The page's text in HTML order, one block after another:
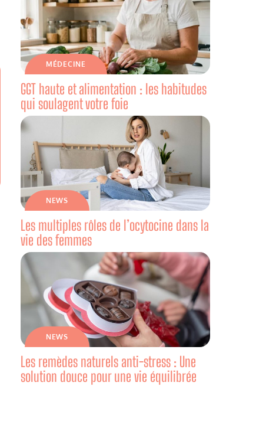
MÉDECINE
GGT haute et alimentation : les habitudes
qui soulagent votre foie
NEWS
Les multiples rôles de l’ocytocine dans la
vie des femmes
NEWS
Les remèdes naturels anti-stress : Une
solution douce pour une vie équilibrée